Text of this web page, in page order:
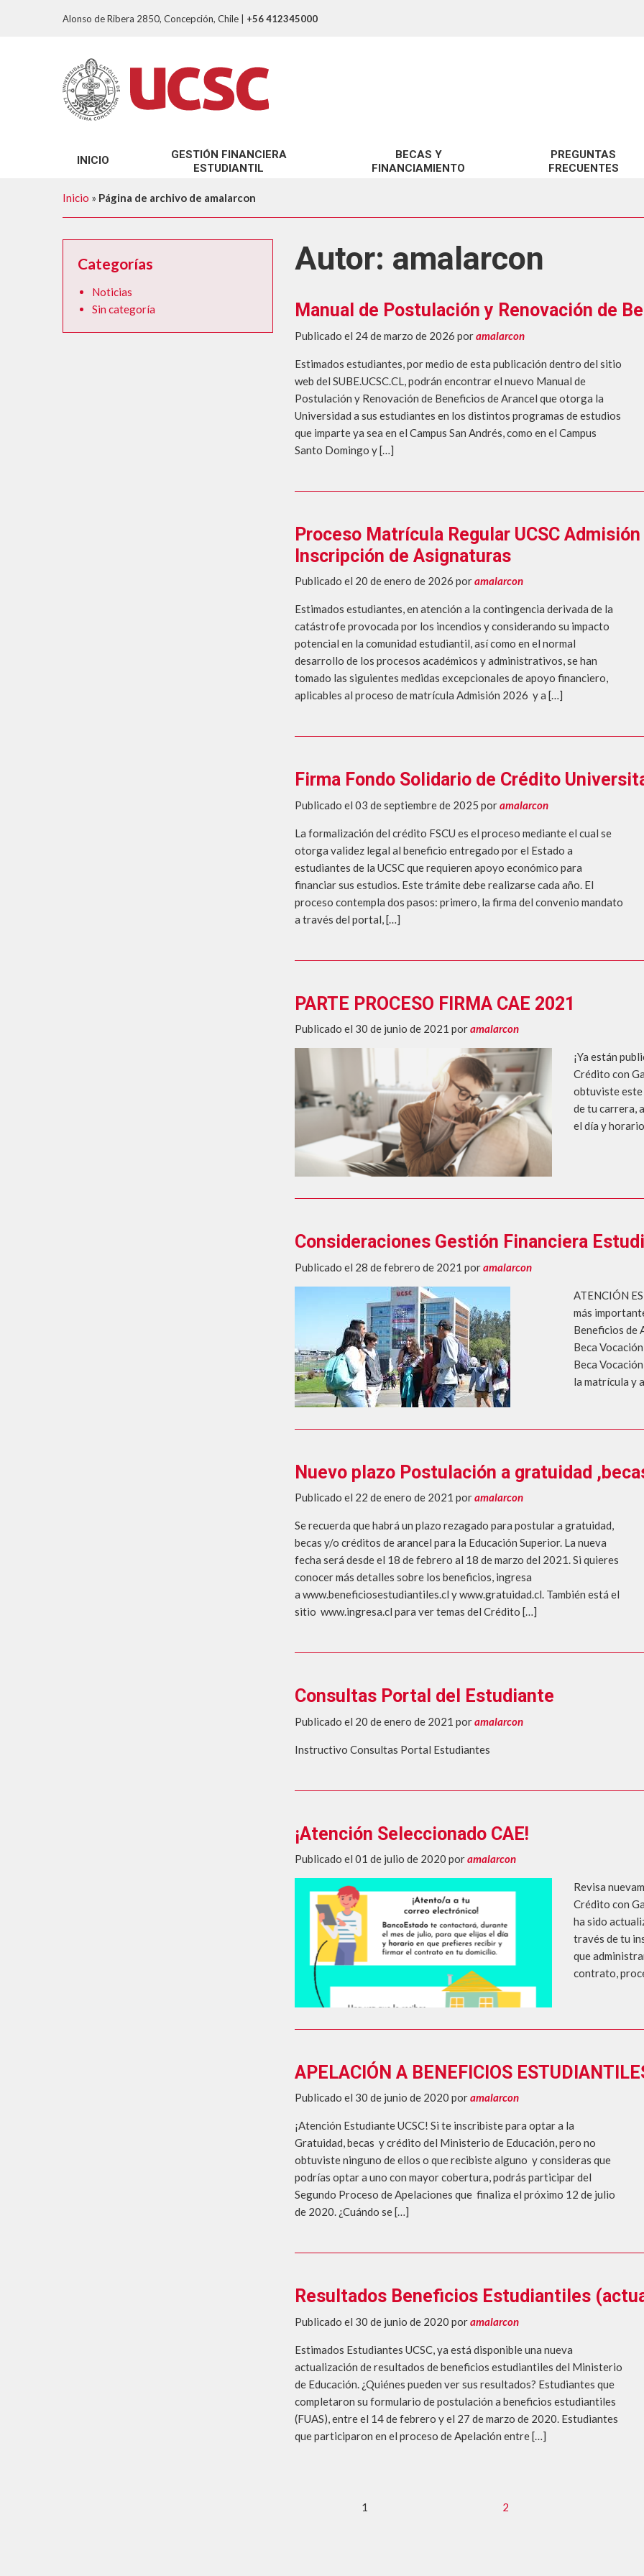
Alonso de Ribera 2850, Concepción, Chile | +56 412345000
INICIO
GESTIÓN FINANCIERA
ESTUDIANTIL
SOBRE NOSOTROS
TRÁMITES GFE
BECAS Y
FINANCIAMIENTO
BENEFICIOS MINEDUC
PREGUNTAS
FRECUENTES
SOBRE BECAS Y CRÉDITOS
SOBRE TRÁMITES
Inicio » Página de archivo de amalarcon
Autor: amalarcon
Manual de Postulación y Renovación de
Publicado el 24 de marzo de 2026 poramalarcon
Estimados estudiantes, por medio de esta publicación dentro del sitio
web del SUBE.UCSC.CL, podrán encontrar el nuevo Manual de
Postulación y Renovación de Beneficios de Arancel que otorga la
Universidad a sus estudiantes en los distintos programas de estudios
que imparte ya sea en el Campus San Andrés, como en el Campus
Santo Domingo y […]
Proceso Matrícula Regular UCSC
Inscripción de Asignaturas
Publicado el 20 de enero de 2026 poramalarcon
Estimados estudiantes, en atención a la contingencia derivada de la
catástrofe provocada por los incendios y considerando su impacto
potencial en la comunidad estudiantil, así como en el normal
desarrollo de los procesos académicos y administrativos, se han
tomado las siguientes medidas excepcionales de apoyo financiero,
aplicables al proceso de matrícula Admisión 2026 y a […]
Firma Fondo Solidario de Crédito
Publicado el 03 de septiembre de 2025 poramalarcon
La formalización del crédito FSCU es el proceso mediante el cual se
otorga validez legal al beneficio entregado por el Estado a
estudiantes de la UCSC que requieren apoyo económico para
financiar sus estudios. Este trámite debe realizarse cada año. El
proceso contempla dos pasos: primero, la firma del convenio mandato
a través del portal, […]
PARTE PROCESO FIRMA CAE 2021
Publicado el 30 de junio de 2021 poramalarcon
¡Ya están
Crédito con
obtuviste este
de tu carrera,
el día y
Consideraciones Gestión Financiera
Publicado el 28 de febrero de 2021 poramalarcon
ATENCIÓN
más
Beneficios de
Beca
Beca
la matrícula y
Nuevo plazo Postulación a gratuidad
Publicado el 22 de enero de 2021 poramalarcon
Se recuerda que habrá un plazo rezagado para postular a gratuidad,
becas y/o créditos de arancel para la Educación Superior. La nueva
fecha será desde el 18 de febrero al 18 de marzo del 2021. Si quieres
conocer más detalles sobre los beneficios, ingresa
a www.beneficiosestudiantiles.cl y www.gratuidad.cl. También está el
sitio www.ingresa.cl para ver temas del Crédito […]
Consultas Portal del Estudiante
Publicado el 20 de enero de 2021 poramalarcon
Instructivo Consultas Portal Estudiantes
¡Atención Seleccionado CAE!
Publicado el 01 de julio de 2020 poramalarcon
Revisa
Crédito con
ha sido
través de tu
que
contrato,
APELACIÓN A BENEFICIOS
Publicado el 30 de junio de 2020 poramalarcon
¡Atención Estudiante UCSC! Si te inscribiste para optar a la
Gratuidad, becas y crédito del Ministerio de Educación, pero no
obtuviste ninguno de ellos o que recibiste alguno y consideras que
podrías optar a uno con mayor cobertura, podrás participar del
Segundo Proceso de Apelaciones que finaliza el próximo 12 de julio
de 2020. ¿Cuándo se […]
Resultados Beneficios Estudiantiles
Publicado el 30 de junio de 2020 poramalarcon
Estimados Estudiantes UCSC, ya está disponible una nueva
actualización de resultados de beneficios estudiantiles del Ministerio
de Educación. ¿Quiénes pueden ver sus resultados? Estudiantes que
completaron su formulario de postulación a beneficios estudiantiles
(FUAS), entre el 14 de febrero y el 27 de marzo de 2020. Estudiantes
que participaron en el proceso de Apelación entre […]
1 2
Categorías
Noticias
Sin categoría